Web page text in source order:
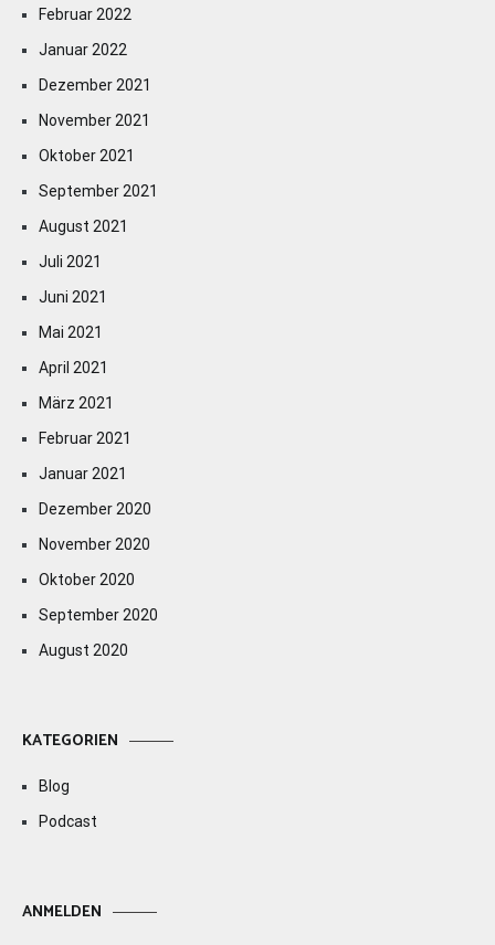
Februar 2022
Januar 2022
Dezember 2021
November 2021
Oktober 2021
September 2021
August 2021
Juli 2021
Juni 2021
Mai 2021
April 2021
März 2021
Februar 2021
Januar 2021
Dezember 2020
November 2020
Oktober 2020
September 2020
August 2020
KATEGORIEN
Blog
Podcast
ANMELDEN